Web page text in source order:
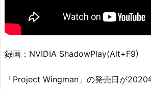
録画：NVIDIA ShadowPlay(Alt+F9)
「Project Wingman」の発売日が2020